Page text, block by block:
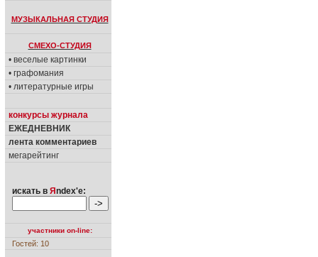
МУЗЫКАЛЬНАЯ СТУДИЯ
СМЕХО-СТУДИЯ
• веселые картинки
• графомания
• литературные игры
конкурсы журнала
ЕЖЕДНЕВНИК
лента комментариев
мегарейтинг
искать в Я ndex'е:
участники on-line:
Гостей: 10